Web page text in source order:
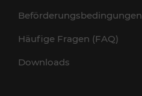
Beförderungsbedingungen
Häufige Fragen (FAQ)
Downloads